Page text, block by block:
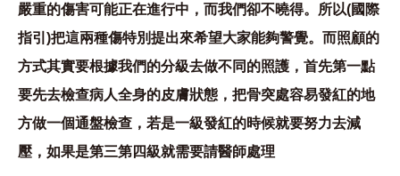
嚴重的傷害可能正在進行中，而我們卻不曉得。所以(國際
指引)把這兩種傷特別提出來希望大家能夠警覺。而照顧的
方式其實要根據我們的分級去做不同的照護，首先第一點
要先去檢查病人全身的皮膚狀態，把骨突處容易發紅的地
方做一個通盤檢查，若是一級發紅的時候就要努力去減
壓，如果是第三第四級就需要請醫師處理